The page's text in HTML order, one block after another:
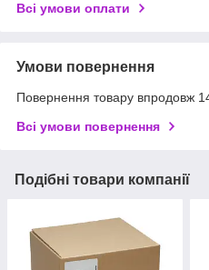
Всі умови оплати
Умови повернення
Повернення товару впродовж
Всі умови повернення
Подібні товари компанії